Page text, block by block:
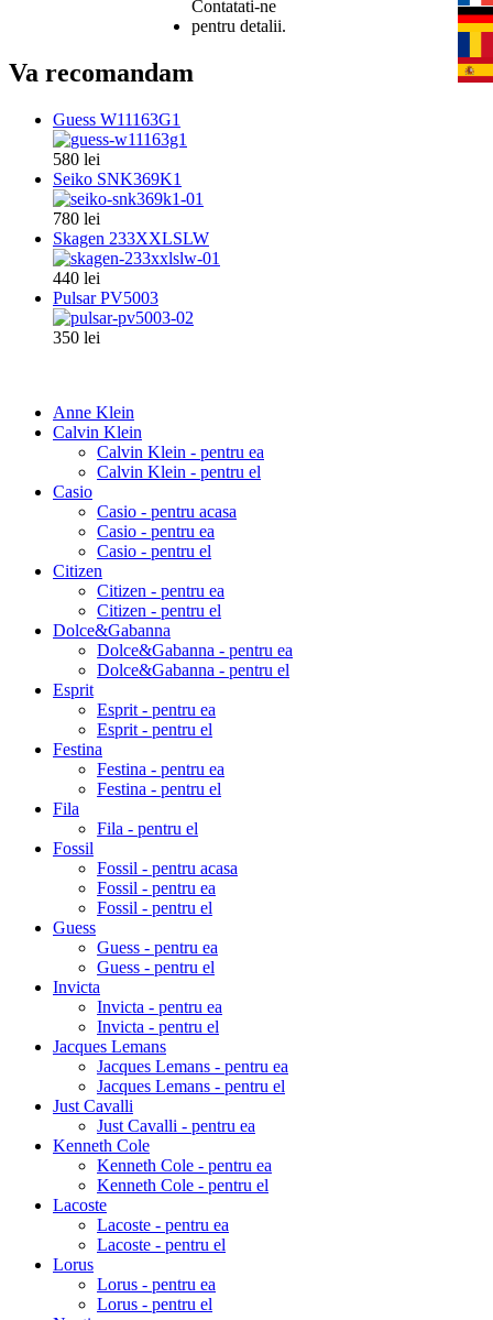
Va recomandam
Guess W11163G1
580 lei
Seiko SNK369K1
780 lei
Skagen 233XXLSLW
440 lei
Pulsar PV5003
350 lei
Anne Klein
Calvin Klein
Calvin Klein - pentru ea
Calvin Klein - pentru el
Casio
Casio - pentru acasa
Casio - pentru ea
Casio - pentru el
Citizen
Citizen - pentru ea
Citizen - pentru el
Dolce&Gabanna
Dolce&Gabanna - pentru ea
Dolce&Gabanna - pentru el
Esprit
Esprit - pentru ea
Esprit - pentru el
Festina
Festina - pentru ea
Festina - pentru el
Fila
Fila - pentru el
Fossil
Fossil - pentru acasa
Fossil - pentru ea
Fossil - pentru el
Guess
Guess - pentru ea
Guess - pentru el
Invicta
Invicta - pentru ea
Invicta - pentru el
Jacques Lemans
Jacques Lemans - pentru ea
Jacques Lemans - pentru el
Just Cavalli
Just Cavalli - pentru ea
Kenneth Cole
Kenneth Cole - pentru ea
Kenneth Cole - pentru el
Lacoste
Lacoste - pentru ea
Lacoste - pentru el
Lorus
Lorus - pentru ea
Lorus - pentru el